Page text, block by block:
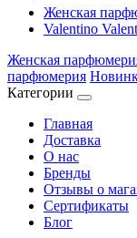
Женская
Valentino
Женская
парфюмерия
Категории
Главная
Доставка
О нас
Бренды
Отзывы о
Сертификаты
Блог